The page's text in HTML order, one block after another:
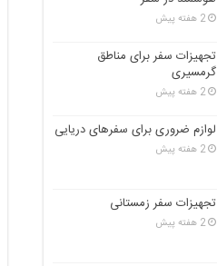
2 هفته پیش
تجهیزات سفر برای مناطق
گرمسیری
2 هفته پیش
لوازم ضروری برای سفرهای دریایی
2 هفته پیش
تجهیزات سفر زمستانی
2 هفته پیش